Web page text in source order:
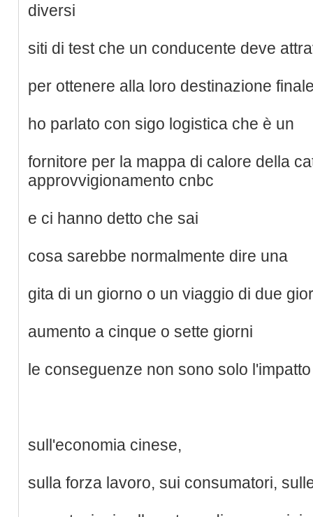
diversi
siti di test che un conducente deve
per ottenere alla loro destinazione
ho parlato con sigo logistica che è un
fornitore per la mappa di calore della
approvvigionamento cnbc
e ci hanno detto che sai
cosa sarebbe normalmente dire una
gita di un giorno o un viaggio di due
aumento a cinque o sette giorni
le conseguenze non sono solo l'impatto
sull'economia cinese,
sulla forza lavoro, sui consumatori,